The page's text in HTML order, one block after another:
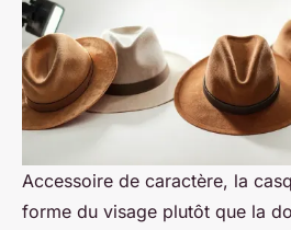
Accessoire de caractère, la
forme du visage plutôt que la